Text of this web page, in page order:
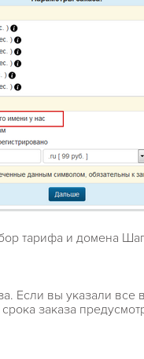
тарифа и домена
Если вы указали все
заказа